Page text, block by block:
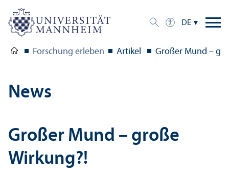
DE
Forschung erleben Artikel Großer Mund –
News
Großer Mund – große
Wirkung?!